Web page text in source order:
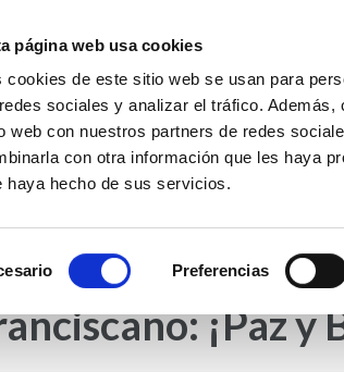
página web usa cookies
cookies de este sitio web se usan para
sociales y analizar el tráfico.
web con nuestros partners de redes
con otra información que les haya
haya hecho de sus servicios.
Preferencias
EFI-Colegio La
Franciscanas de la Inmaculada
COLEGIO EFI ETAPAS
¡Paz y